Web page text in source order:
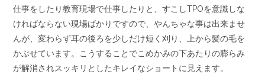
仕事をしたり教育現場で仕事したりと、すこしTPOを意識しな
ければならない現場ばかりですので、やんちゃな事は出来ませ
んが、変わらず耳の後ろを少しだけ短く刈り、上から髪の毛を
かぶせています。こうすることでこめかみの下あたりの膨らみ
が解消されスッキリとしたキレイなショートに見えます。